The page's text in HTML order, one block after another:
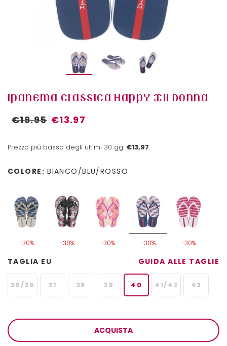
IPANEMA CLASSICA HAPPY XII DONNA
€19.95 €13.97
Prezzo più basso degli ultimi 30 gg: €13,97
COLORE: BIANCO/BLU/ROSSO
-30% -30% -30% -30% -30%
TAGLIA EU GUIDA ALLE TAGLIE
35/36 37 38 39 40 41/42 43
ACQUISTA